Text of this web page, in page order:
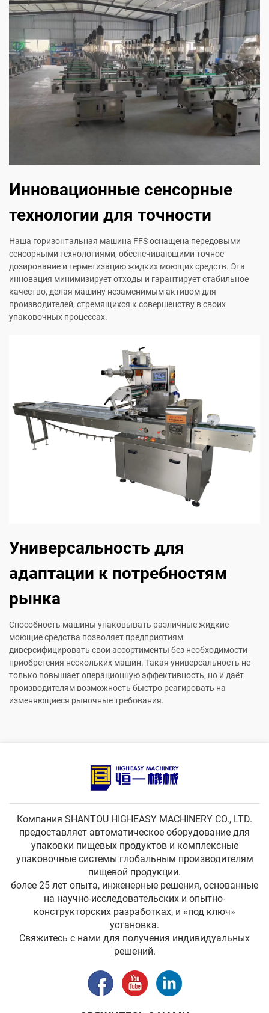
Инновационные сенсорные
технологии для точности
Наша горизонтальная машина FFS оснащена передовыми
сенсорными технологиями, обеспечивающими точное
дозирование и герметизацию жидких моющих средств. Эта
инновация минимизирует отходы и гарантирует стабильное
качество, делая машину незаменимым активом для
производителей, стремящихся к совершенству в своих
упаковочных процессах.
Универсальность для
адаптации к потребностям
рынка
Способность машины упаковывать различные жидкие
моющие средства позволяет предприятиям
диверсифицировать свои ассортименты без необходимости
приобретения нескольких машин. Такая универсальность не
только повышает операционную эффективность, но и даёт
производителям возможность быстро реагировать на
изменяющиеся рыночные требования.
Компания SHANTOU HIGHEASY MACHINERY CO., LTD.
предоставляет автоматическое оборудование для
упаковки пищевых продуктов и комплексные
упаковочные системы глобальным производителям
пищевой продукции.
более 25 лет опыта, инженерные решения, основанные
на научно-исследовательских и опытно-
конструкторских разработках, и «под ключ»
установка.
Свяжитесь с нами для получения индивидуальных
решений.